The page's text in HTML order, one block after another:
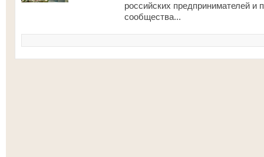
российских предпринимателей и
сообщества...